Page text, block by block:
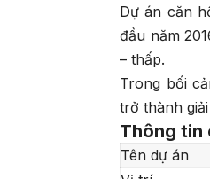
Dự án căn
đầu năm
– thấp.
Trong bối
trở thành
Thông tin
Tên dự án